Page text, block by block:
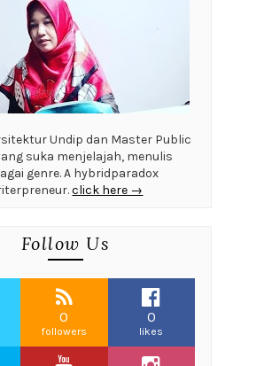
Undip dan Master Public
suka menjelajah, menulis
genre. A hybridparadox
click here →
Follow Us
0
followers
0
likes